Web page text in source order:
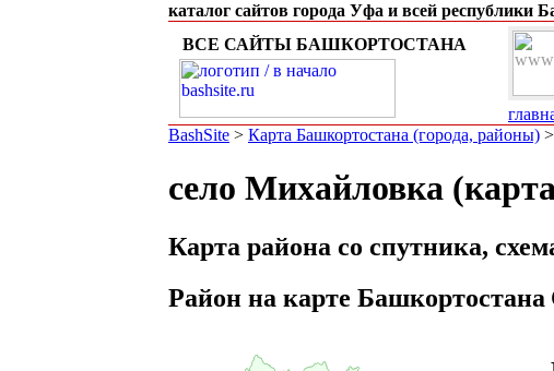
каталог сайтов города Уфа и всей республики
ВСЕ САЙТЫ БАШКОРТОСТАНА
BashSite > Карта Башкортостана (города, районы) >
село Михайловка
Карта района со спутника,
Район на карте Башкортостана